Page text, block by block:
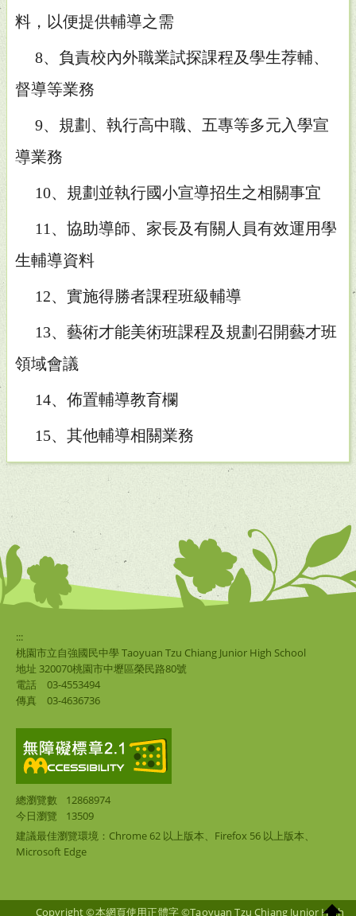
料，以便提供輔導之需
8、負責校內外職業試探課程及學生荐輔、
督導等業務
9、規劃、執行高中職、五專等多元入學宣
導業務
10、規劃並執行國小宣導招生之相關事宜
11、協助導師、家長及有關人員有效運用學
生輔導資料
12、實施得勝者課程班級輔導
13、藝術才能美術班課程及規劃召開藝才班
領域會議
14、佈置輔導教育欄
15、其他輔導相關業務
:::
桃園市立自強國民中學 Taoyuan Tzu Chiang Junior High School
地址 320070桃園市中壢區榮民路80號
電話
03-4553494
傳真
03-4636736
總瀏覽數
12868974
今日瀏覽
13509
建議最佳瀏覽環境：Chrome 62 以上版本、Firefox 56 以上版本、
Microsoft Edge
Copyright ©本網頁使用正體字 ©Taoyuan Tzu Chiang Junior High